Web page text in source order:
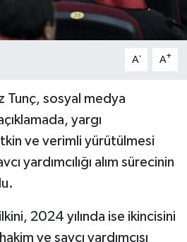
A- A+
Tunç, sosyal medya
yargı
ve verimli yürütülmesi
yardımcılığı alım sürecinin
2024 yılında ise ikincisini
ve savcı yardımcısı